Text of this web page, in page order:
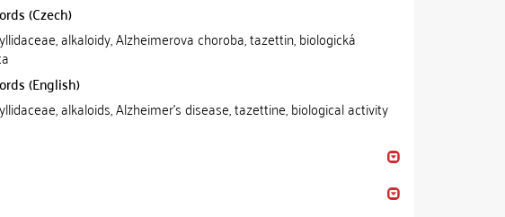
(Czech)
alkaloidy, Alzheimerova choroba, tazettin, biologická
(English)
alkaloids, Alzheimer's disease, tazettine, biological activity